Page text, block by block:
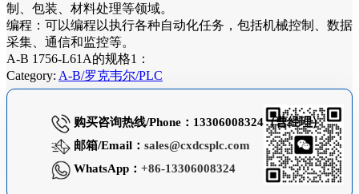
制、包装、材料处理等领域。
编程：可以编程以执行各种自动化任务，包括机械控制、数据
采集、通信和监控等。
A-B 1756-L61A的规格1：
Category: A-B/罗克韦尔/PLC
购买咨询热线/Phone：13306008324（曹经理）
邮箱/Email： sales@cxdcsplc.com
WhatsApp： +86-13306008324